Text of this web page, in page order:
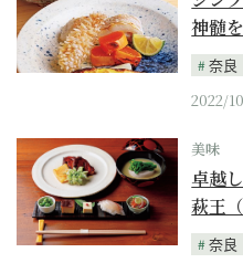
神髄
奈良
2022/
美味
卓越
萩王
奈良